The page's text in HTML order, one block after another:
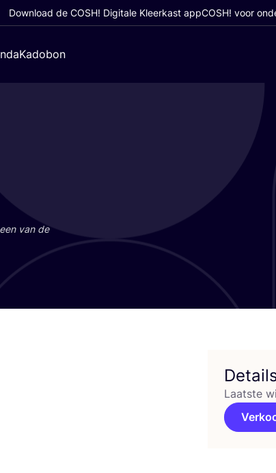
Download de COSH! Digitale Kleerkast appCOSH! voor
Kadobon
van de
Laatste